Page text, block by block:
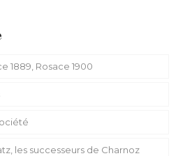
1889, Rosace 1900
les successeurs de Charnoz